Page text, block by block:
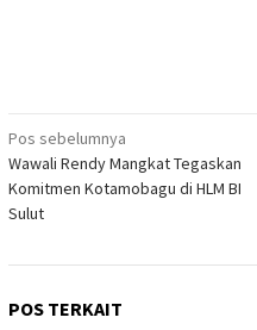
Navigasi
pos
Pos sebelumnya
Wawali Rendy Mangkat Tegaskan
Komitmen Kotamobagu di HLM BI
Sulut
POS TERKAIT